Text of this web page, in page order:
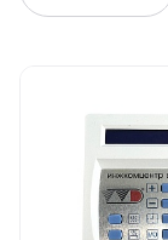
Облицовка и
SPA-